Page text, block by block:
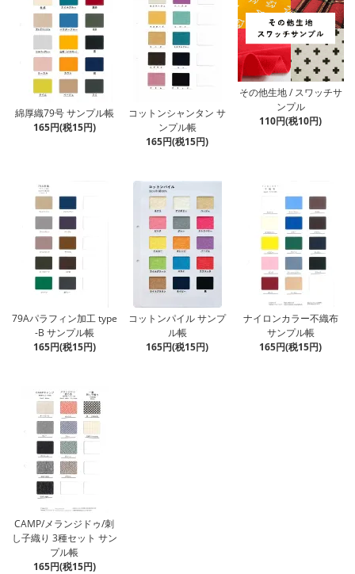
綿厚織79号 サンプル帳
165円(税15円)
コットンシャンタン サ
ンプル帳
165円(税15円)
その他生地 / スワッチサ
ンプル
110円(税10円)
79Aパラフィン加工 type
-B サンプル帳
165円(税15円)
コットンパイル サンプ
ル帳
165円(税15円)
ナイロンカラー不織布
サンプル帳
165円(税15円)
CAMP/メランジドゥ/刺
し子織り 3種セット サン
プル帳
165円(税15円)